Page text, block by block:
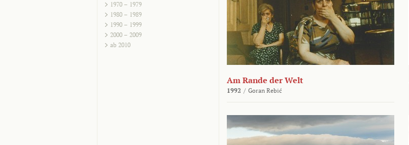
1970 – 1979
1980 – 1989
1990 – 1999
2000 – 2009
ab 2010
Am Rande der Welt
1992 / Goran Rebić